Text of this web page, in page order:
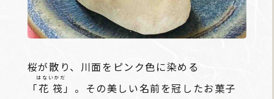
桜が散り、川面をピンク色に染める
「花筏
はないかだ
」。その美しい名前を冠したお菓子